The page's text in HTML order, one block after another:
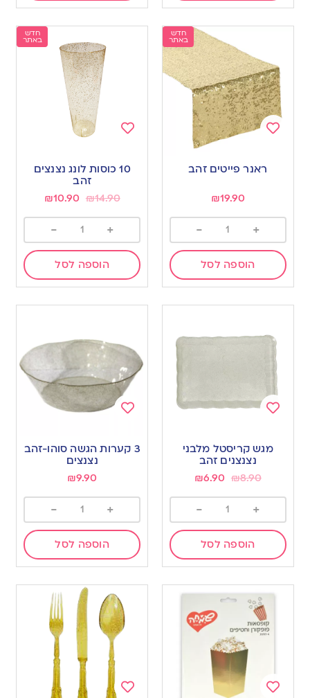
חדש
באתר
ראנר פייטים זהב
₪19.90
+
-
הוספה לסל
חדש
באתר
10 כוסות לונג נצנצים
זהב
₪14.90
₪10.90
+
-
הוספה לסל
wishlist
מגש קריסטל מלבני
נצנצנים זהב
₪8.90
₪6.90
+
-
הוספה לסל
to
wishlist
3 קערות הגשה סוהו-זהב
נצנצים
₪9.90
+
-
הוספה לסל